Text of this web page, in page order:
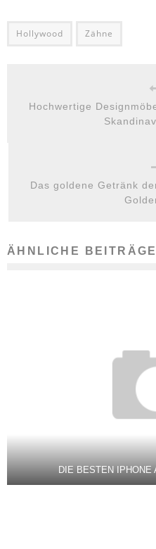
Hollywood Zähne
Hochwertige
Das goldene Getränk
ÄHNLICHE BEITRÄGE
DIE BESTEN IPHONE